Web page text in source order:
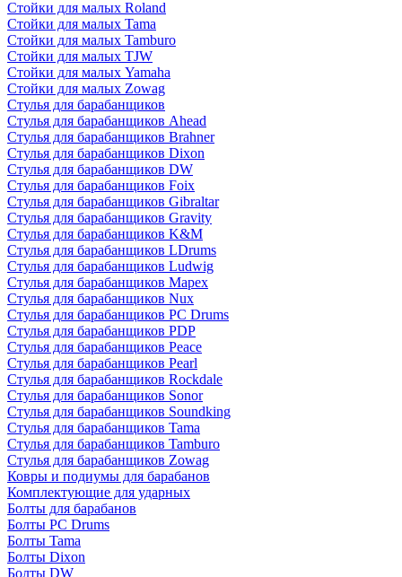
Стойки для малых Roland
Стойки для малых Tama
Стойки для малых Tamburo
Стойки для малых TJW
Стойки для малых Yamaha
Стойки для малых Zowag
Стулья для барабанщиков
Стулья для барабанщиков Ahead
Стулья для барабанщиков Brahner
Стулья для барабанщиков Dixon
Стулья для барабанщиков DW
Стулья для барабанщиков Foix
Стулья для барабанщиков Gibraltar
Стулья для барабанщиков Gravity
Стулья для барабанщиков K&M
Стулья для барабанщиков LDrums
Стулья для барабанщиков Ludwig
Стулья для барабанщиков Mapex
Стулья для барабанщиков Nux
Стулья для барабанщиков PC Drums
Стулья для барабанщиков PDP
Стулья для барабанщиков Peace
Стулья для барабанщиков Pearl
Стулья для барабанщиков Rockdale
Стулья для барабанщиков Sonor
Стулья для барабанщиков Soundking
Стулья для барабанщиков Tama
Стулья для барабанщиков Tamburo
Стулья для барабанщиков Zowag
Ковры и подиумы для барабанов
Комплектующие для ударных
Болты для барабанов
Болты PC Drums
Болты Tama
Болты Dixon
Болты DW